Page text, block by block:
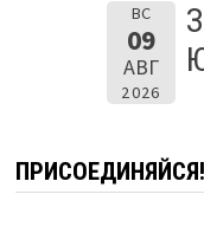
ВС
09
АВГ
2026
ПРИСОЕДИНЯЙСЯ!